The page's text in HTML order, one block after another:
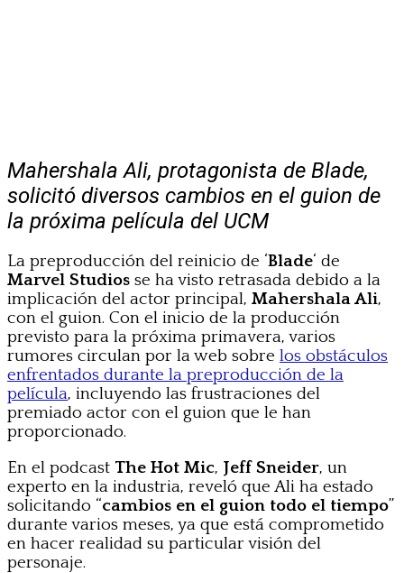
Mahershala Ali, protagonista de Blade,
solicitó diversos cambios en el guion de
la próxima película del UCM
La preproducción del reinicio de ‘Blade‘ de
Marvel Studios se ha visto retrasada debido a la
implicación del actor principal, Mahershala Ali,
con el guion. Con el inicio de la producción
previsto para la próxima primavera, varios
rumores circulan por la web sobre los obstáculos
enfrentados durante la preproducción de la
película, incluyendo las frustraciones del
premiado actor con el guion que le han
proporcionado.
En el podcast The Hot Mic, Jeff Sneider, un
experto en la industria, reveló que Ali ha estado
solicitando “cambios en el guion todo el tiempo”
durante varios meses, ya que está comprometido
en hacer realidad su particular visión del
personaje.